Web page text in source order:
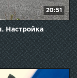
20:51
Настройка